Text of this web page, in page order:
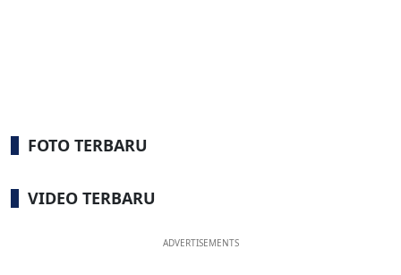
FOTO TERBARU
VIDEO TERBARU
ADVERTISEMENTS